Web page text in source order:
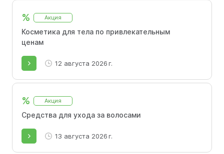
% Акция
Косметика для тела по привлекательным
ценам
12 августа 2026 г.
% Акция
Средства для ухода за волосами
13 августа 2026 г.